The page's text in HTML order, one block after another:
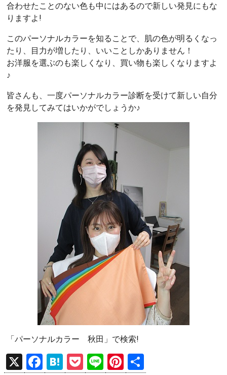
合わせたことのない色も中にはあるので新しい発見にもな
りますよ!
このパーソナルカラーを知ることで、肌の色が明るくなっ
たり、目力が増したり、いいことしかありません！
お洋服を選ぶのも楽しくなり、買い物も楽しくなりますよ
♪
皆さんも、一度パーソナルカラー診断を受けて新しい自分
を発見してみてはいかがでしょうか♪
「パーソナルカラー 秋田」で検索!
X
F
H
P
Li
Pi